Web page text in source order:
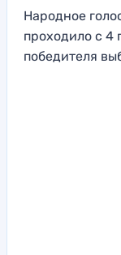
Народное
проходило с 4
победителя